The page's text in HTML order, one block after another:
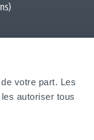
votre part. Les
autoriser tous